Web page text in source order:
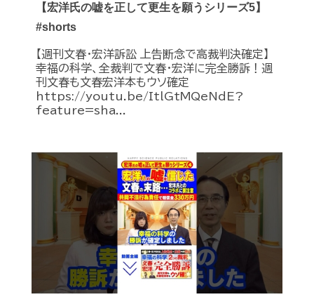
【宏洋氏の嘘を正して更生を願うシリーズ5】
#shorts
【週刊文春・宏洋訴訟 上告断念で高裁判決確定】
幸福の科学、全裁判で文春・宏洋に完全勝訴！週
刊文春も文春宏洋本もウソ確定
https://youtu.be/ItlGtMQeNdE?
feature=sha...